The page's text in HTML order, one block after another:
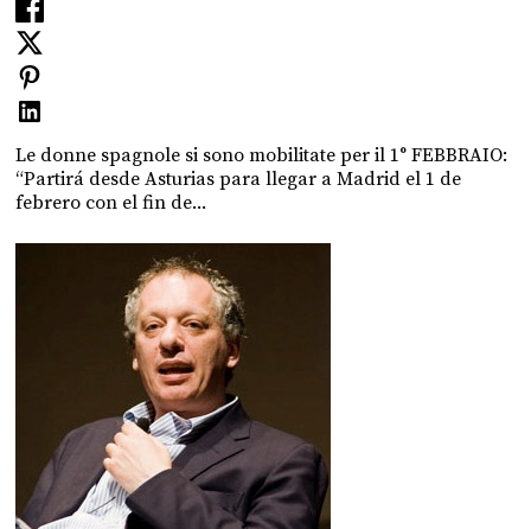
Le donne spagnole si sono mobilitate per il 1° FEBBRAIO:
“Partirá desde Asturias para llegar a Madrid el 1 de
febrero con el fin de...